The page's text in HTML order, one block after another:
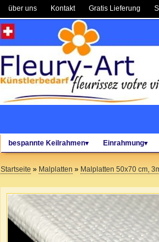
bespannte Keilrahmen▾ Einrahmung▾
Startseite » Malplatten » Malplatten 50x70 cm,
Gratis Lieferung
Kontakt
über uns